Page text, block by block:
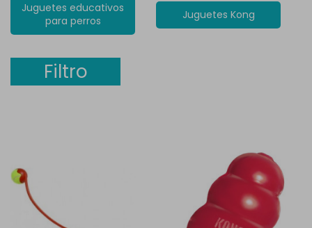
Juguetes educativos
para perros
Juguetes Kong
Filtro